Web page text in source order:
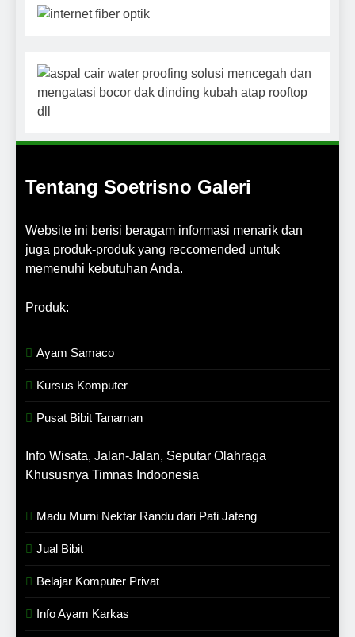
Tentang Soetrisno Galeri
Website ini berisi beragam informasi menarik dan
juga produk-produk yang reccomended untuk
memenuhi kebutuhan Anda.
Produk:
Ayam Samaco
Kursus Komputer
Pusat Bibit Tanaman
Info Wisata, Jalan-Jalan, Seputar Olahraga
Khususnya Timnas Indoonesia
Madu Murni Nektar Randu dari Pati Jateng
Jual Bibit
Belajar Komputer Privat
Info Ayam Karkas